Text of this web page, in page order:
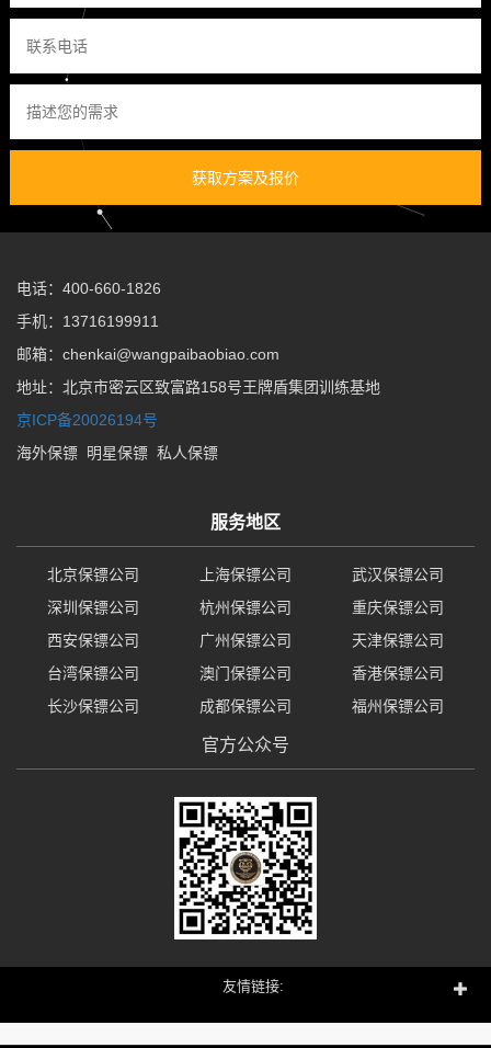
获取方案及报价
电话：400-660-1826
手机：13716199911
邮箱：chenkai@wangpaibaobiao.com
地址：北京市密云区致富路158号王牌盾集团训练基地
京ICP备20026194号
海外保镖
明星保镖 私人保镖
服务地区
北京保镖公司 上海保镖公司
武汉保镖公司
深圳保镖公司
杭州保镖公司
重庆保镖公司
西安保镖公司
广州保镖公司
天津保镖公司
台湾保镖公司
澳门保镖公司
香港保镖公司
长沙保镖公司
成都保镖公司 福州保镖公司
官方公众号
友情链接: